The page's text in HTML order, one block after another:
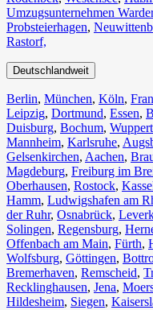
Umzugsunternehmen Warder
Probsteierhagen,
Rastorf,
Deutschlandweit
Berlin⁠, München, Köln⁠,
Leipzig, Dortmund, Essen,
Duisburg⁠, Bochum,
Mannheim, Karlsruhe,
Gelsenkirchen⁠, Aachen⁠,
Magdeburg, Freiburg im
Oberhausen⁠, Rostock⁠,
Hamm, Ludwigshafen am
der Ruhr, Osnabrück⁠,
Solingen, Regensburg,
Offenbach am Main, Fürth⁠,
Wolfsburg⁠, Göttingen,
Bremerhaven⁠, Remscheid,
Recklinghausen, Jena⁠,
Hildesheim⁠, Siegen⁠,